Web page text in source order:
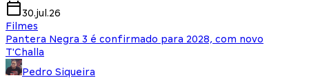
30.jul.26
Filmes
Pantera Negra 3 é confirmado para 2028, com novo
T'Challa
Pedro Siqueira